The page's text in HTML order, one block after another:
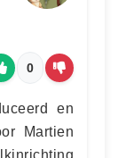
0
en
Martien